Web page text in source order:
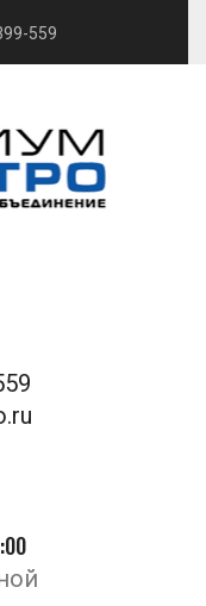
559